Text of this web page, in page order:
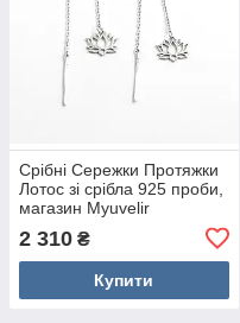
Срібні Сережки Протяжки
Лотос зі срібла 925 проби,
магазин Myuvelir
2 310 ₴
Купити